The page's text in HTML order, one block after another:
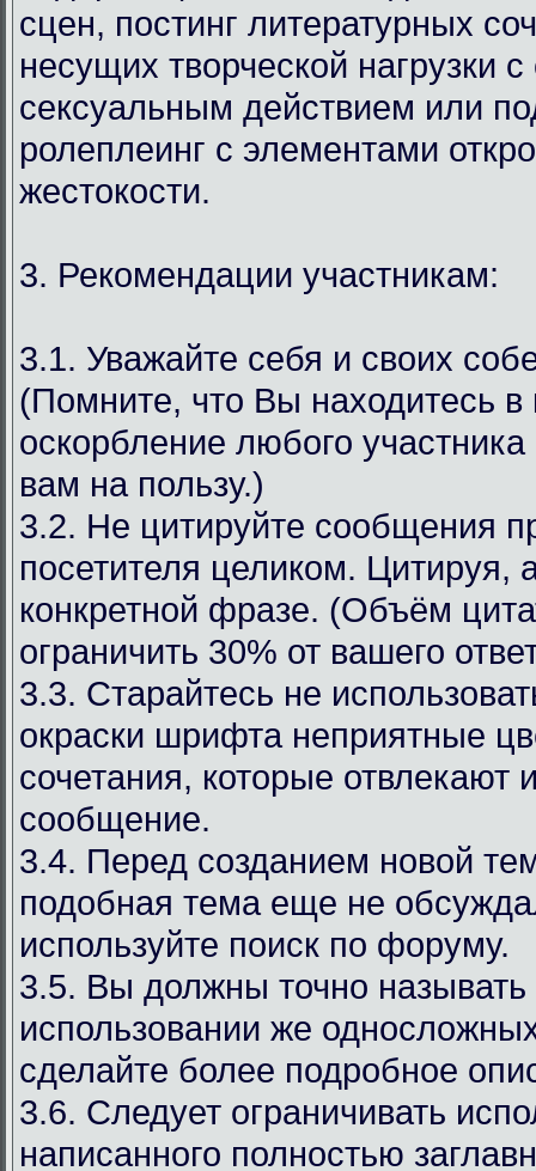
сцен, постинг литературных
несущих творческой нагрузки
сексуальным действием или
ролеплеинг с элементами
жестокости.
3. Рекомендации участникам:
3.1. Уважайте себя и своих
(Помните, что Вы находитесь
оскорбление любого
вам на пользу.)
3.2. Не цитируйте сообщения
посетителя целиком. Цитируя,
конкретной фразе. (Объём
ограничить 30% от вашего
3.3. Старайтесь не
окраски шрифта неприятные
сочетания, которые отвлекают
сообщение.
3.4. Перед созданием новой
подобная тема еще не
используйте поиск по форуму.
3.5. Вы должны точно
использовании же
сделайте более подробное
3.6. Следует ограничивать
написанного полностью